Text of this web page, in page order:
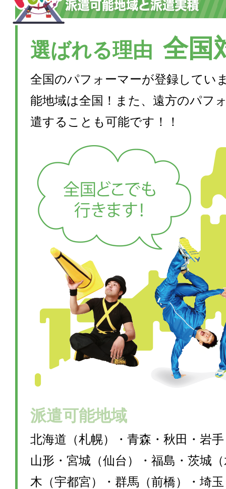
選ばれる理由 全国
全国のパフォーマーが登録してい
能地域は全国！また、遠方のパフ
遣することも可能です！！
派遣可能地域
北海道（札幌）・青森・秋田・岩
山形・宮城（仙台）・福島・茨城
木（宇都宮）・群馬（前橋）・埼